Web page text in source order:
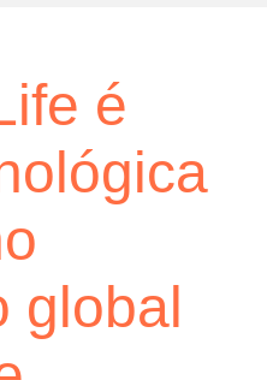
é
global